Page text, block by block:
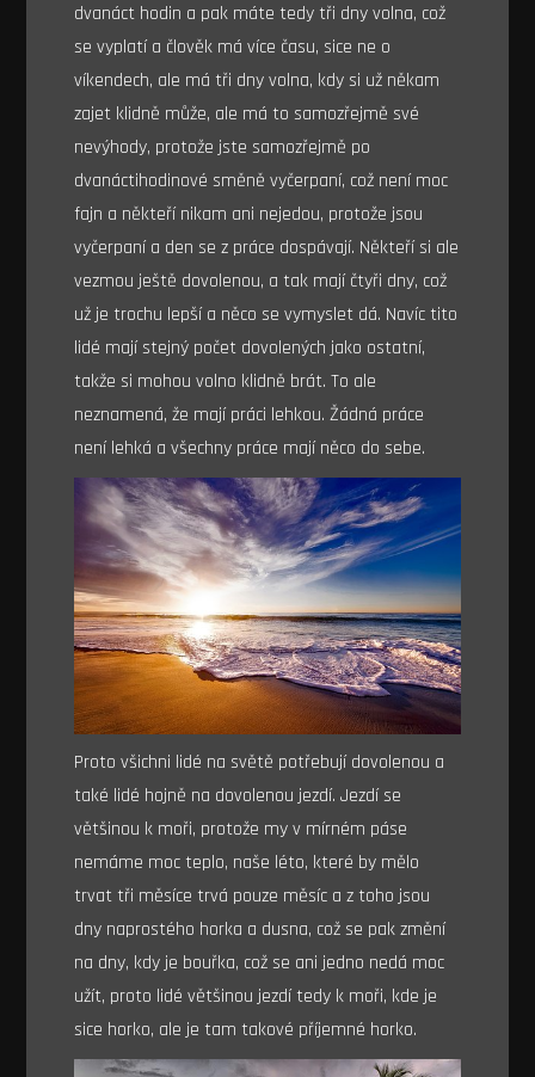
dvanáct hodin a pak máte tedy tři dny volna, což
se vyplatí a člověk má více času, sice ne o
víkendech, ale má tři dny volna, kdy si už někam
zajet klidně může, ale má to samozřejmě své
nevýhody, protože jste samozřejmě po
dvanáctihodinové směně vyčerpaní, což není moc
fajn a někteří nikam ani nejedou, protože jsou
vyčerpaní a den se z práce dospávají. Někteří si ale
vezmou ještě dovolenou, a tak mají čtyři dny, což
už je trochu lepší a něco se vymyslet dá. Navíc tito
lidé mají stejný počet dovolených jako ostatní,
takže si mohou volno klidně brát. To ale
neznamená, že mají práci lehkou. Žádná práce
není lehká a všechny práce mají něco do sebe.
Proto všichni lidé na světě potřebují dovolenou a
také lidé hojně na dovolenou jezdí. Jezdí se
většinou k moři, protože my v mírném páse
nemáme moc teplo, naše léto, které by mělo
trvat tři měsíce trvá pouze měsíc a z toho jsou
dny naprostého horka a dusna, což se pak změní
na dny, kdy je bouřka, což se ani jedno nedá moc
užít, proto lidé většinou jezdí tedy k moři, kde je
sice horko, ale je tam takové příjemné horko.